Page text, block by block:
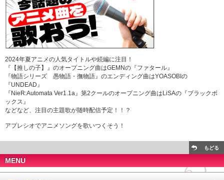
2024年夏アニメの人気タイトルや続編に注目！
『【推しの子】』のオープニング曲はGEMNの『ファタール』
『物語シリーズ 愚物語・撫物語』のエンディング曲はYOASOBIの
『UNDEAD』
『NieR:Automata Ver1.1a』第2クールのオープニング曲はLiSAの『ブラックボ
ックス』
などなど、注目の主題歌が随時配信予定！！？
アプレシオでアニメソングを歌いつくそう！
もどる
MENU